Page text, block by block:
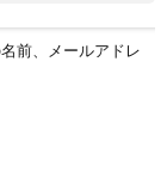
前、メールアドレ